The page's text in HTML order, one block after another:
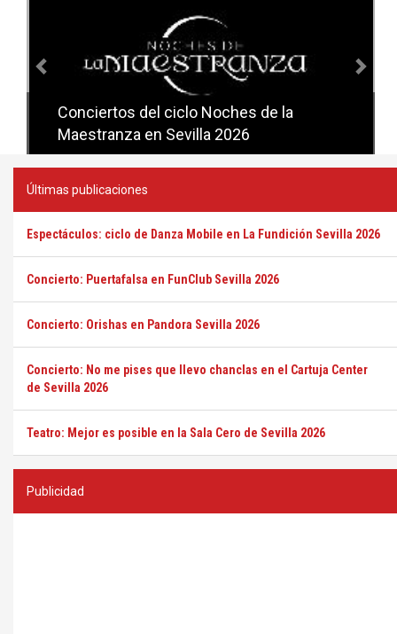
Conciertos del ciclo Noches de la
Maestranza en Sevilla 2026
Conciertos del ciclo Candlelight en
Sevilla
Últimas publicaciones
Espectáculos: ciclo de Danza Mobile en La Fundición Sevilla 2026
Concierto: Puertafalsa en FunClub Sevilla 2026
Concierto: Orishas en Pandora Sevilla 2026
Concierto: No me pises que llevo chanclas en el Cartuja Center
de Sevilla 2026
Teatro: Mejor es posible en la Sala Cero de Sevilla 2026
Publicidad